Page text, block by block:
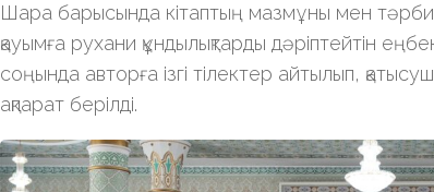
Шара барысында кітаптың мазмұны мен
қауымға рухани құндылықтарды дәріптейтін
соңында авторға ізгі тілектер айтылып,
ақпарат берілді.